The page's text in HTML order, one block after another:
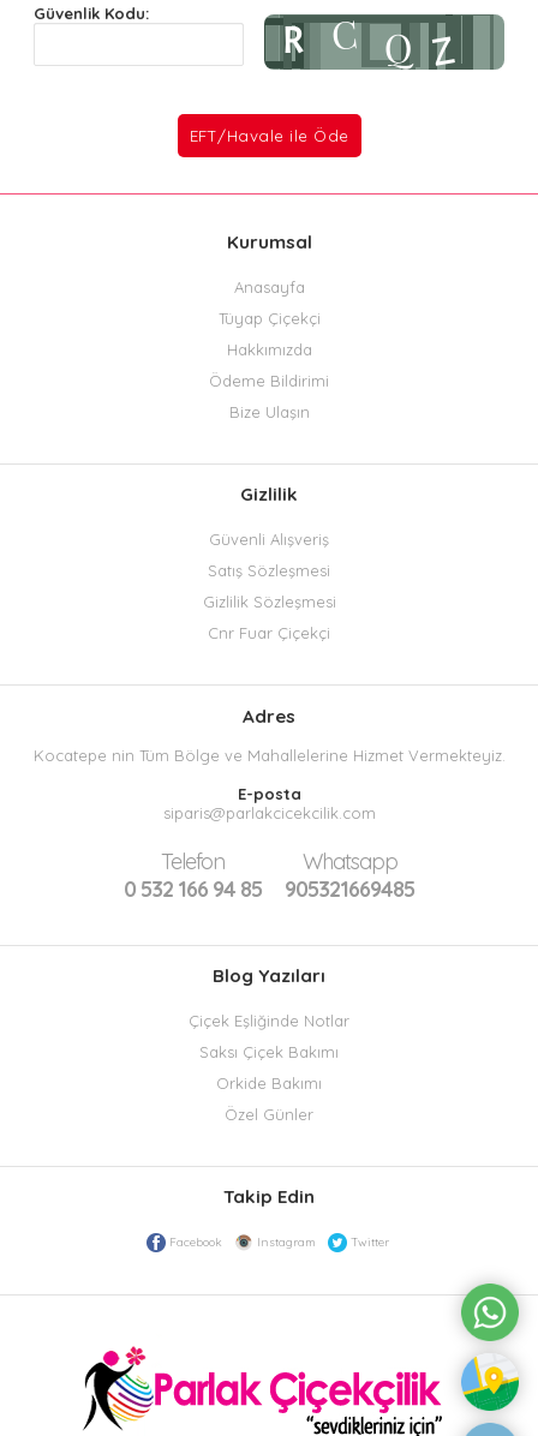
Güvenlik Kodu:
Kurumsal
Anasayfa
Tüyap Çiçekçi
Hakkımızda
Ödeme Bildirimi
Bize Ulaşın
Gizlilik
Güvenli Alışveriş
Satış Sözleşmesi
Gizlilik Sözleşmesi
Cnr Fuar Çiçekçi
Adres
Kocatepe nin Tüm Bölge ve Mahallelerine Hizmet Vermekteyiz.
E-posta
siparis@parlakcicekcilik.com
Telefon
0 532 166 94 85
Whatsapp
905321669485
Blog Yazıları
Çiçek Eşliğinde Notlar
Saksı Çiçek Bakımı
Orkide Bakımı
Özel Günler
Takip Edin
Facebook Instagram Twitter